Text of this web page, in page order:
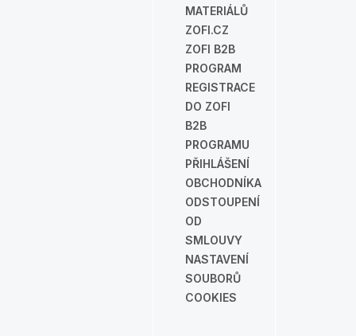
MATERIÁLŮ
ZOFI.CZ
ZOFI B2B
PROGRAM
REGISTRACE
DO ZOFI
B2B
PROGRAMU
PŘIHLÁŠENÍ
OBCHODNÍKA
ODSTOUPENÍ
OD
SMLOUVY
NASTAVENÍ
SOUBORŮ
COOKIES